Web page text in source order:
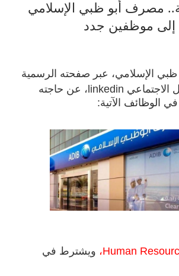
مصرف أبو ظبي الإسلامي
إلى موظفين جدد
ظبي الإسلامي، عبر صفحته الرسمية
الاجتماعي linkedin، عن حاجته
في الوظائف الآتية:
ويشترط في